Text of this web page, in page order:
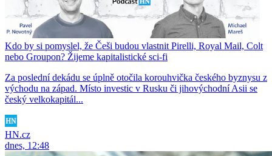
Kdo by si pomyslel, že Češi budou vlastnit Pirelli, Royal Mail, Colt
nebo Groupon? Žijeme kapitalistické sci-fi
Za poslední dekádu se úplně otočila korouhvička českého byznysu z
východu na západ. Místo investic v Rusku či jihovýchodní Asii se
český velkokapitál...
HN.cz
dnes, 12:48